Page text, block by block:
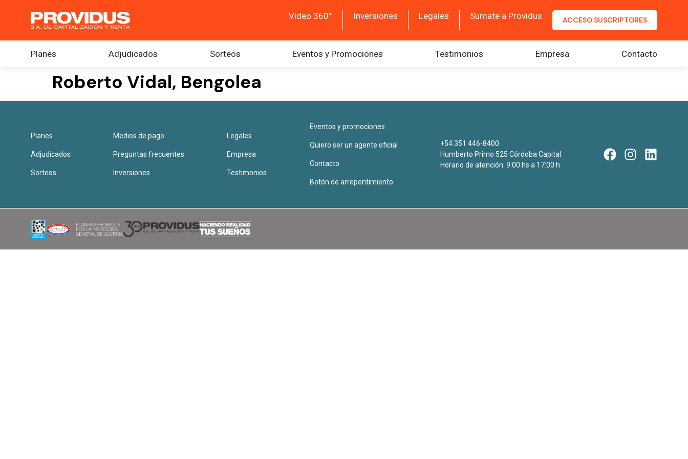
Video 360° Inversiones Legales Sumate a Providus ACCESO SUSCRIPTORES
Planes Adjudicados Sorteos Eventos y Promociones Testimonios Empresa Contacto
Roberto Vidal, Bengolea
Planes
Adjudicados
Sorteos
Medios de pago
Preguntas frecuentes
Inversiones
Legales
Empresa
Testimonios
Eventos y promociones
Quiero ser un agente oficial
Contacto
Botón de arrepentimiento
+54 351 446-8400
Humberto Primo 525 Córdoba Capital
Horario de atención: 9:00 hs a 17:00 h